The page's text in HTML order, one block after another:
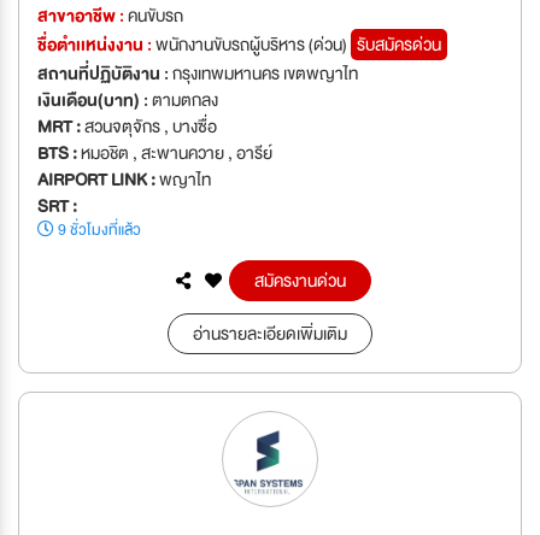
สาขาอาชีพ :คนขับรถ
ชื่อตำเเหน่งงาน :พนักงานขับรถผู้บริหาร (ด่วน) รับสมัครด่วน
สถานที่ปฏิบัติงาน :กรุงเทพมหานคร เขตพญาไท
เงินเดือน(บาท) :ตามตกลง
MRT :สวนจตุจักร , บางซื่อ
BTS :หมอชิต , สะพานควาย , อารีย์
AIRPORT LINK :พญาไท
SRT :
9 ชั่วโมงที่แล้ว
สมัครงานด่วน
อ่านรายละเอียดเพิ่มเติม